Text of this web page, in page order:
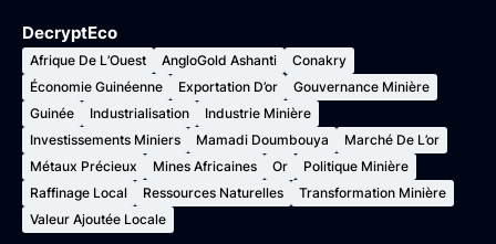
DecryptEco
Afrique De L’Ouest AngloGold Ashanti
Conakry
Économie Guinéenne
Exportation D’or
Gouvernance Minière
Guinée
Industrialisation
Industrie Minière
Investissements Miniers
Mamadi Doumbouya
Marché De L’or
Métaux Précieux
Mines Africaines Or
Politique Minière
Raffinage Local
Ressources Naturelles
Transformation Minière
Valeur Ajoutée Locale